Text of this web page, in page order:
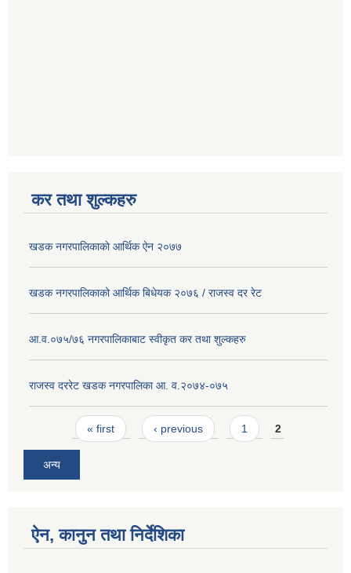
कर तथा शुल्कहरु
खडक नगरपालिकाकाे आर्थिक ए‍ेन २०७७
खडक नगरपालिकाको आर्थिक बिधेयक २०७६ / राजस्व दर रेट
आ.व.०७५/७६ नगरपालिकाबाट स्वीकृत कर तथा शुल्कहरु
राजस्व दररेट खडक नगरपालिका आ. व.२०७४-०७५
Pages« first ‹ previous 1 2
अन्य
ऐन, कानुन तथा निर्देशिका